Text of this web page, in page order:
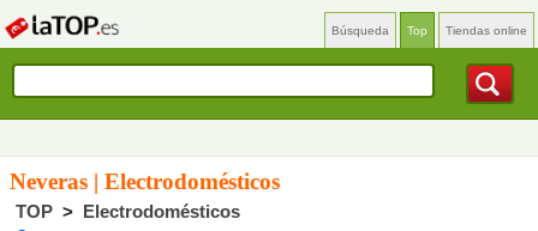
Búsqueda Top Tiendas online
Neveras | Electrodomésticos
TOP > Electrodomésticos